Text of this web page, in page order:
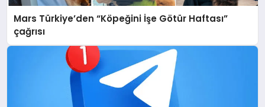
Mars Türkiye’den “Köpeğini İşe Götür Haftası”
çağrısı